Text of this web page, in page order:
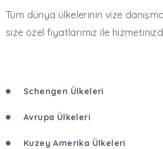
Tüm dünya ülkelerinin vize
size özel fiyatlarımız ile
Schengen Ülkeleri
Avrupa Ülkeleri
Kuzey Amerika Ülkeleri